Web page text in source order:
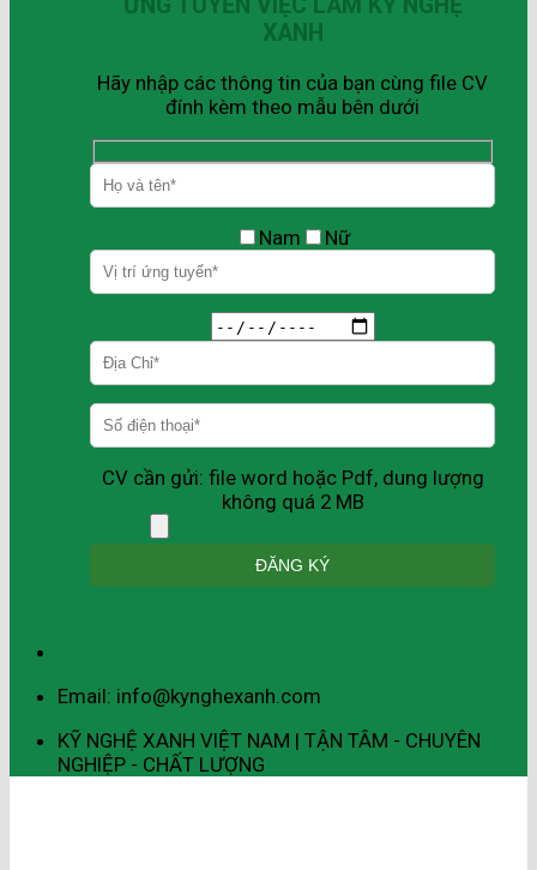
ỨNG TUYỂN VIỆC LÀM KỸ NGHỆ
XANH
Hãy nhập các thông tin của bạn cùng file CV
đính kèm theo mẫu bên dưới
Nam Nữ
CV cần gửi: file word hoặc Pdf, dung lượng
không quá 2 MB
Email: info@kynghexanh.com
KỸ NGHỆ XANH VIỆT NAM | TẬN TÂM - CHUYÊN
NGHIỆP - CHẤT LƯỢNG